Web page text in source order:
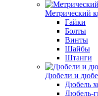
Метрический
Гайки
Болты
Винты
Шайбы
Штанги
Дюбели и
Дюбель
Дюбель-